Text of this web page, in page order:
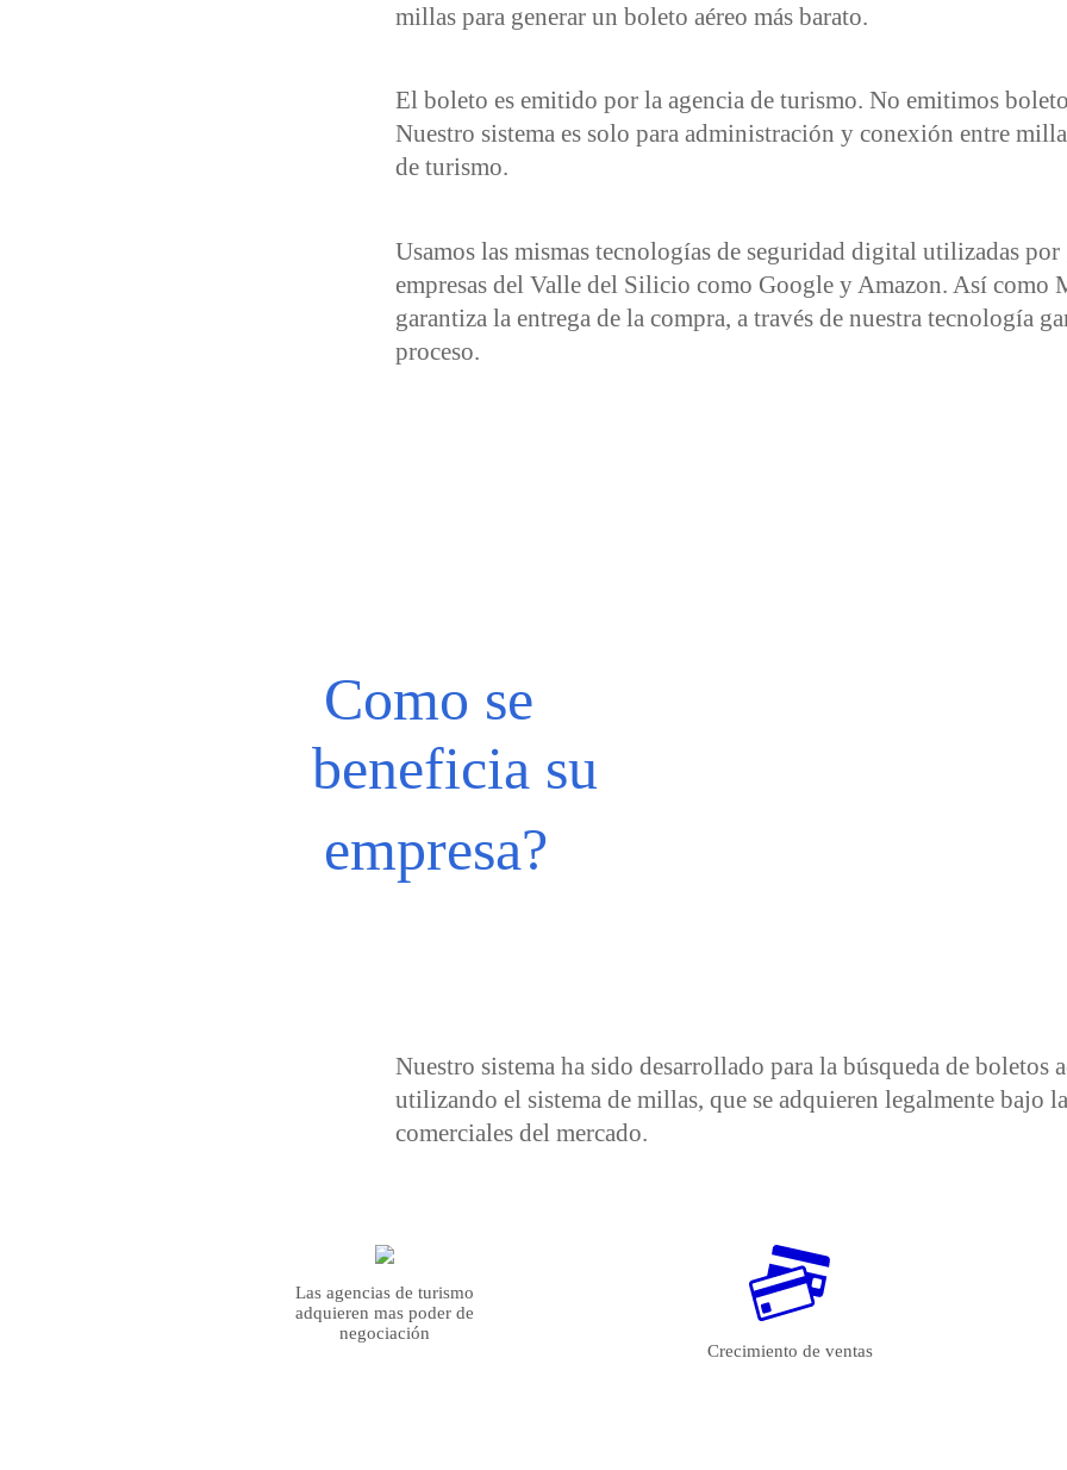
millas para generar un boleto aéreo más barato.
El boleto es emitido por la agencia de turismo. No emitimos
Nuestro sistema es solo para administración y conexión entre
de turismo.
Usamos las mismas tecnologías de seguridad digital utilizadas por
empresas del Valle del Silicio como Google y Amazon. Así como
garantiza la entrega de la compra, a través de nuestra tecnología
proceso.
Como se
beneficia su
empresa?
Nuestro sistema ha sido desarrollado para la búsqueda de boletos
utilizando el sistema de millas, que se adquieren legalmente bajo
comerciales del mercado.
Las agencias de turismo
adquieren mas poder de
negociación
Crecimiento de ventas